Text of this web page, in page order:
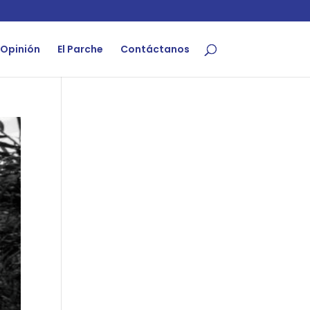
Opinión El Parche Contáctanos